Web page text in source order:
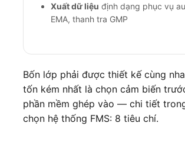
Xuất dữ liệu định dạng phục vụ
EMA, thanh tra GMP
Bốn lớp phải được thiết kế cùng
tốn kém nhất là chọn cảm biến
phần mềm ghép vào — chi tiết
chọn hệ thống FMS: 8 tiêu chí.